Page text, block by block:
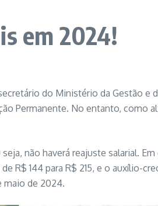
em 2024!
do Ministério da Gestão e
Permanente. No entanto, como
seja, não haverá reajuste salarial.
144 para R$ 215, e o auxílio-
maio de 2024.